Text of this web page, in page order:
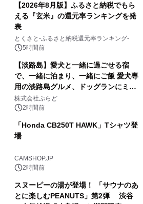
【2026年8月版】ふるさと納税でもら
える『玄米』の還元率ランキングを発
表
とくさと-ふるさと納税還元率ランキング-
5時間前
【淡路島】愛犬と一緒に過ごせる宿
で、一緒に泊まり、一緒にご飯 愛犬専
用の淡路島グルメ、ドッグランにミニ
プール グランピングとトレーラーハウ
スの2施設で
株式会社ぷらど
2時間前
「Honda CB250T HAWK」Tシャツ登
場
CAMSHOP.JP
2時間前
スヌーピーの湯が登場！ 「サウナのあ
とに楽しむPEANUTS」第2弾 渋谷